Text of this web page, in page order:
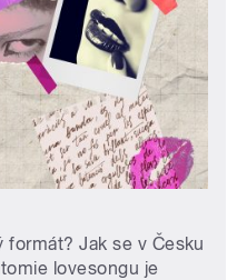
Jak se v Česku
lovesongu je